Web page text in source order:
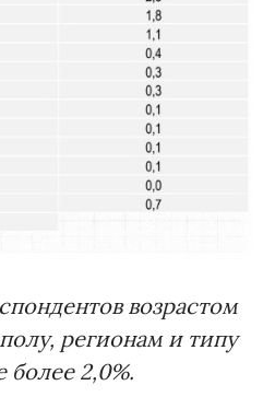
возрастом
регионам и типу
более 2,0%.